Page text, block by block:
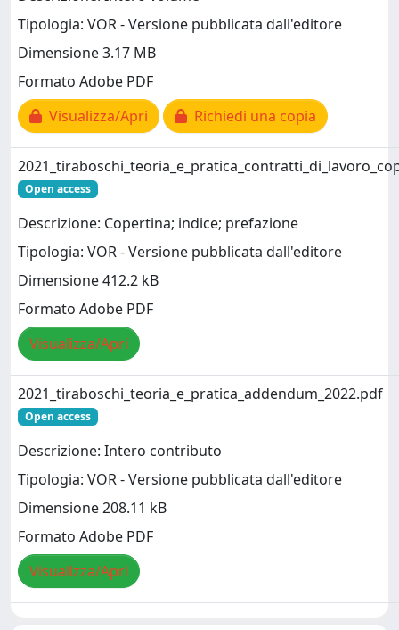
Tipologia: VOR - Versione pubblicata dall'editore
Dimensione 3.17 MB
Formato Adobe PDF
Visualizza/Apri
Richiedi una copia
Open access
Descrizione: Copertina; indice; prefazione
Tipologia: VOR - Versione pubblicata dall'editore
Dimensione 412.2 kB
Formato Adobe PDF
Visualizza/Apri
2021_tiraboschi_teoria_e_pratica_addendum_2022.pdf
Open access
Descrizione: Intero contributo
Tipologia: VOR - Versione pubblicata dall'editore
Dimensione 208.11 kB
Formato Adobe PDF
Visualizza/Apri